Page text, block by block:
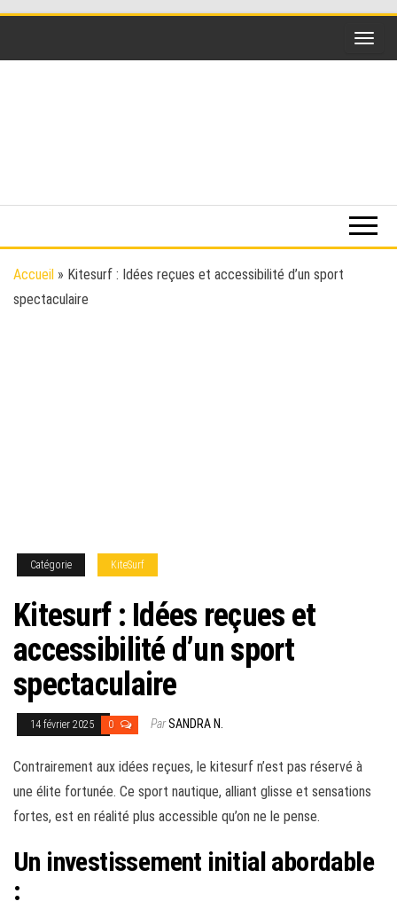
extrême,
Kitesurf,
Accueil » Kitesurf : Idées reçues et accessibilité d’un sport
spectaculaire
Catégorie KiteSurf
Kitesurf : Idées reçues et
accessibilité d’un sport
spectaculaire
14 février 2025 0 ParSANDRA N.
Contrairement aux idées reçues, le kitesurf n’est pas réservé à
une élite fortunée. Ce sport nautique, alliant glisse et sensations
fortes, est en réalité plus accessible qu’on ne le pense.
Un investissement initial abordable
: